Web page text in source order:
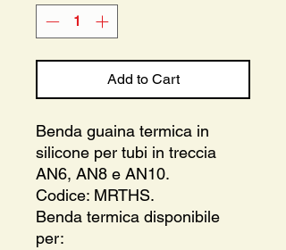
Add to Cart
Benda guaina termica in
silicone per tubi in treccia
AN6, AN8 e AN10.
Codice: MRTHS.
Benda termica disponibile
per: